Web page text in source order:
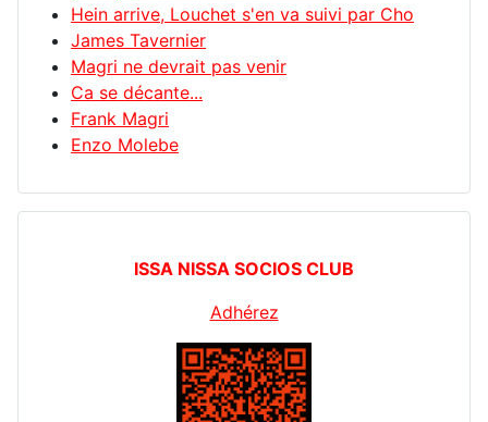
Hein arrive, Louchet s'en va suivi par Cho
James Tavernier
Magri ne devrait pas venir
Ca se décante...
Frank Magri
Enzo Molebe
ISSA NISSA SOCIOS CLUB
Adhérez